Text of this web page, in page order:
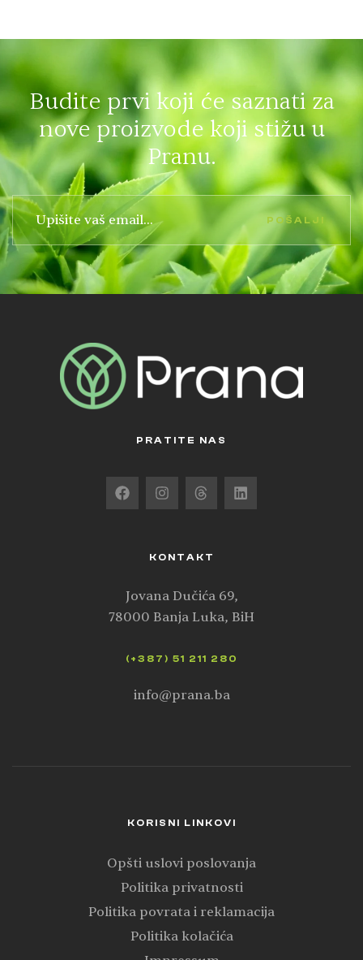
Budite prvi koji će saznati za
nove proizvode koji stižu u
Pranu.
POŠALJI
PRATITE NAS
KORISNI LINKOVI
Opšti uslovi poslovanja
Politika privatnosti
Politika povrata i reklamacija
Politika kolačića
KONTAKT
Jovana Dučića 69,
78000 Banja Luka, BiH
(+387) 51 211 280
info@prana.ba